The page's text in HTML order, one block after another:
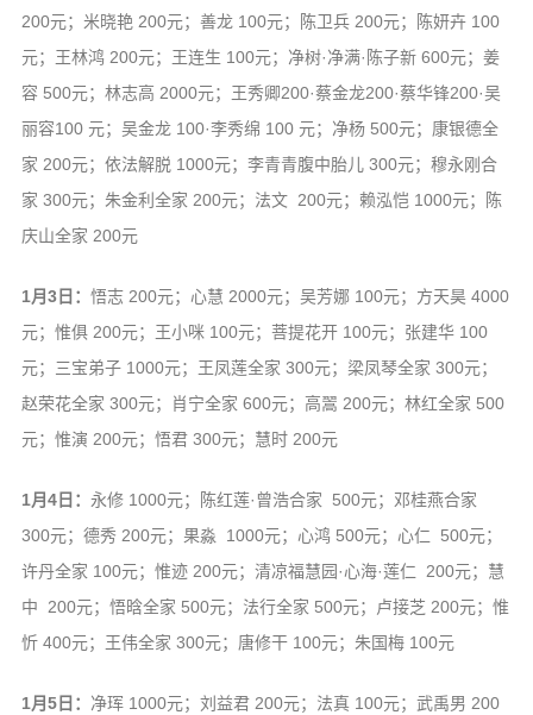
200元；米晓艳 200元；善龙 100元；陈卫兵 200元；陈妍卉 100
元；王林鸿 200元；王连生 100元；净树·净满·陈子新 600元；姜
容 500元；林志高 2000元；王秀卿200·蔡金龙200·蔡华锋200·吴
丽容100 元；吴金龙 100·李秀绵 100 元；净杨 500元；康银德全
家 200元；依法解脱 1000元；李青青腹中胎儿 300元；穆永刚合
家 300元；朱金利全家 200元；法文 200元；赖泓恺 1000元；陈
庆山全家 200元
1月3日： 悟志 200元；心慧 2000元；吴芳娜 100元；方天昊 4000
元；惟俱 200元；王小咪 100元；菩提花开 100元；张建华 100
元；三宝弟子 1000元；王凤莲全家 300元；梁凤琴全家 300元；
赵荣花全家 300元；肖宁全家 600元；高翯 200元；林红全家 500
元；惟演 200元；悟君 300元；慧时 200元
1月4日： 永修 1000元；陈红莲·曾浩合家 500元；邓桂燕合家
300元；德秀 200元；果淼 1000元；心鸿 500元；心仁 500元；
许丹全家 100元；惟迹 200元；清凉福慧园·心海·莲仁 200元；慧
中 200元；悟晗全家 500元；法行全家 500元；卢接芝 200元；惟
忻 400元；王伟全家 300元；唐修干 100元；朱国梅 100元
1月5日： 净珲 1000元；刘益君 200元；法真 100元；武禹男 200